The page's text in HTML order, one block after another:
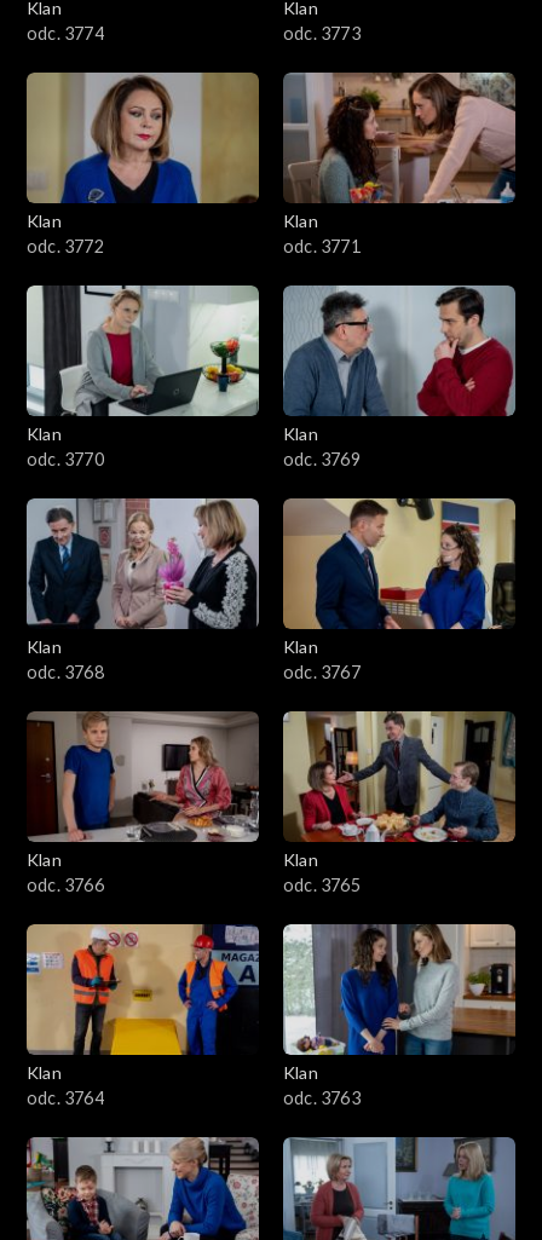
Klan
odc. 3774
Klan
odc. 3773
Klan
odc. 3772
Klan
odc. 3771
Klan
odc. 3770
Klan
odc. 3769
Klan
odc. 3768
Klan
odc. 3767
Klan
odc. 3766
Klan
odc. 3765
Klan
odc. 3764
Klan
odc. 3763